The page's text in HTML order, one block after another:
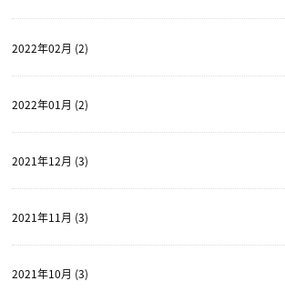
2022年02月 (2)
2022年01月 (2)
2021年12月 (3)
2021年11月 (3)
2021年10月 (3)